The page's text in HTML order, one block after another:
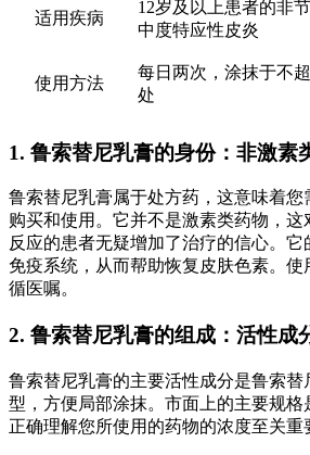
适用疾病
12岁及以上患者的非
中度特应性皮炎
使用方法
每日两次，涂抹于不
处
1. 鲁索替尼乳膏的身份：非激素
鲁索替尼乳膏属于处方药，这意味着
购买和使用。它并不是激素类药物，这
反应的患者无疑增加了治疗的信心。
免疫系统，从而帮助恢复皮肤色素。
循医嘱。
2. 鲁索替尼乳膏的组成：活性成
鲁索替尼乳膏的主要活性成分是鲁索替
型，方便局部涂抹。市面上的主要规格
正确理解您所使用的药物的浓度至关重